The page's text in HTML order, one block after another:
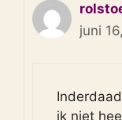
juni
ik niet